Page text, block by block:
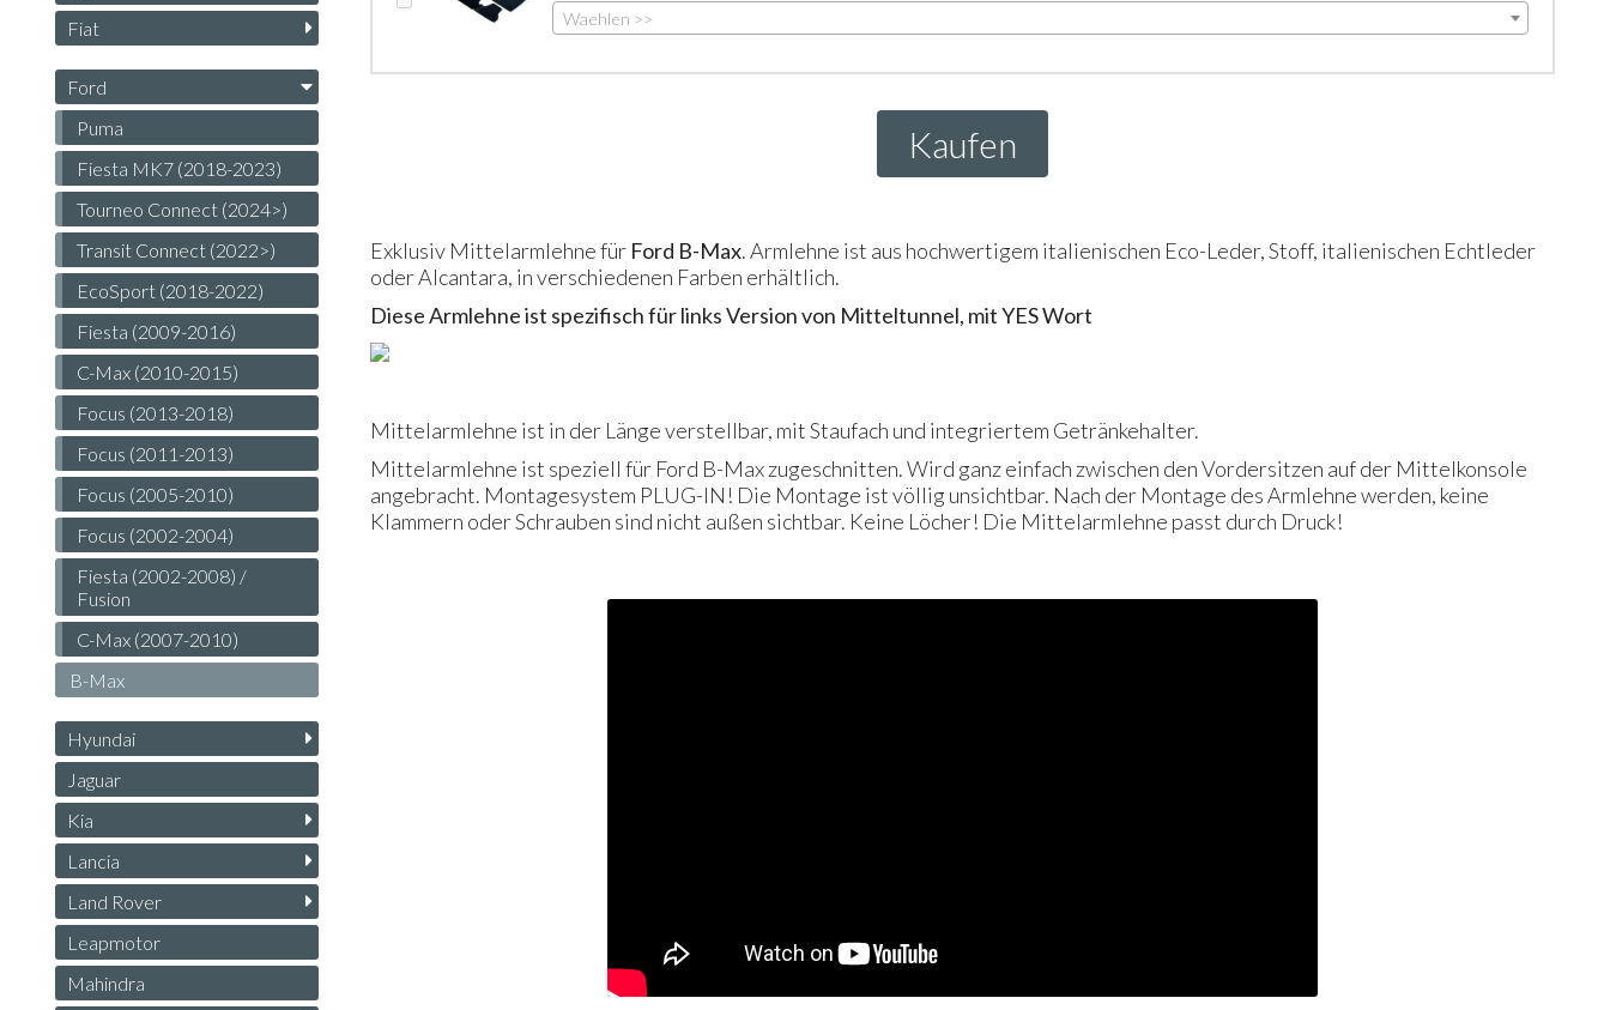
Waehlen >>
Kaufen
Exklusiv Mittelarmlehne für Ford B-Max. Armlehne ist aus hochwertigem italienischen Eco-Leder, Stoff, italienischen Echtleder
oder Alcantara, in verschiedenen Farben erhältlich.
Diese Armlehne ist spezifisch für links Version von Mitteltunnel, mitYESWort
Mittelarmlehne ist in der Länge verstellbar, mit Staufach und integriertem Getränkehalter.
Mittelarmlehne ist speziell für Ford B-Max zugeschnitten. Wird ganz einfach zwischen den Vordersitzen auf der Mittelkonsole
angebracht. Montagesystem PLUG-IN! Die Montage ist völlig unsichtbar. Nach der Montage des Armlehne werden, keine
Klammern oder Schrauben sind nicht außen sichtbar. Keine Löcher! Die Mittelarmlehne passt durch Druck!
Fiat
Ford
Puma
Fiesta MK7 (2018-2023)
Tourneo Connect (2024>)
Transit Connect (2022>)
EcoSport (2018-2022)
Fiesta (2009-2016)
C-Max (2010-2015)
Focus (2013-2018)
Focus (2011-2013)
Focus (2005-2010)
Focus (2002-2004)
Fiesta (2002-2008) /
Fusion
C-Max (2007-2010)
B-Max
Hyundai
Jaguar
Kia
Lancia
Land Rover
Leapmotor
Mahindra